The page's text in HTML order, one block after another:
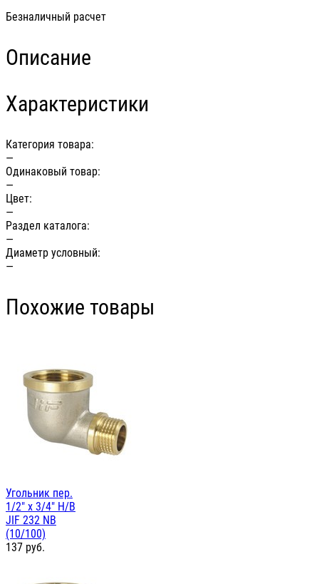
Безналичный расчет
Описание
Характеристики
Категория товара:
—
Одинаковый товар:
—
Цвет:
—
Раздел каталога:
—
Диаметр условный:
—
Похожие товары
Угольник пер.
1/2" х 3/4" Н/В
JIF 232 NB
(10/100)
137 руб.